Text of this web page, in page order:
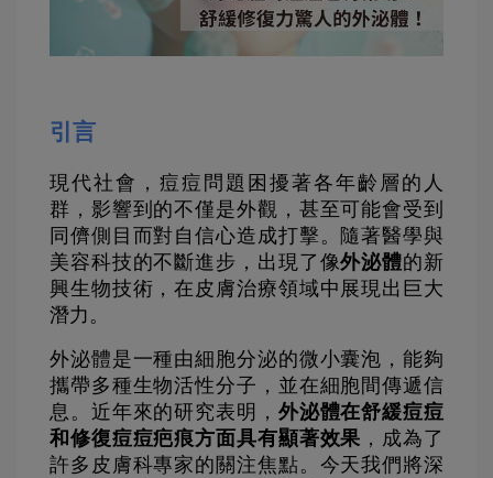
引言
現代社會，痘痘問題困擾著各年齡層的人
群，影響到的不僅是外觀，甚至可能會受到
同儕側目而對自信心造成打擊。隨著醫學與
美容科技的不斷進步，出現了像外泌體的新
興生物技術，在皮膚治療領域中展現出巨大
潛力。
外泌體是一種由細胞分泌的微小囊泡，能夠
攜帶多種生物活性分子，並在細胞間傳遞信
息。近年來的研究表明， 外泌體在舒緩痘痘
和修復痘痘疤痕方面具有顯著效果 ，成為了
許多皮膚科專家的關注焦點。今天我們將深